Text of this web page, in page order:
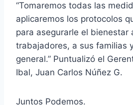
“Tomaremos todas las
aplicaremos los protocolos
para asegurarle el bienestar
trabajadores, a sus familias
general.” Puntualizó el
Ibal, Juan Carlos Núñez G.
Juntos Podemos.